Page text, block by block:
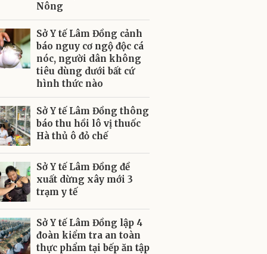
Nông
Sở Y tế Lâm Đồng cảnh
báo nguy cơ ngộ độc cá
nóc, người dân không
tiêu dùng dưới bất cứ
hình thức nào
Sở Y tế Lâm Đồng thông
báo thu hồi lô vị thuốc
Hà thủ ô đỏ chế
Sở Y tế Lâm Đồng đề
xuất dừng xây mới 3
trạm y tế
Sở Y tế Lâm Đồng lập 4
đoàn kiểm tra an toàn
thực phẩm tại bếp ăn tập